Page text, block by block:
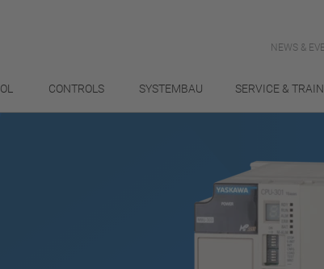
NEWS &
CONTROLS SYSTEMBAU SERVICE &